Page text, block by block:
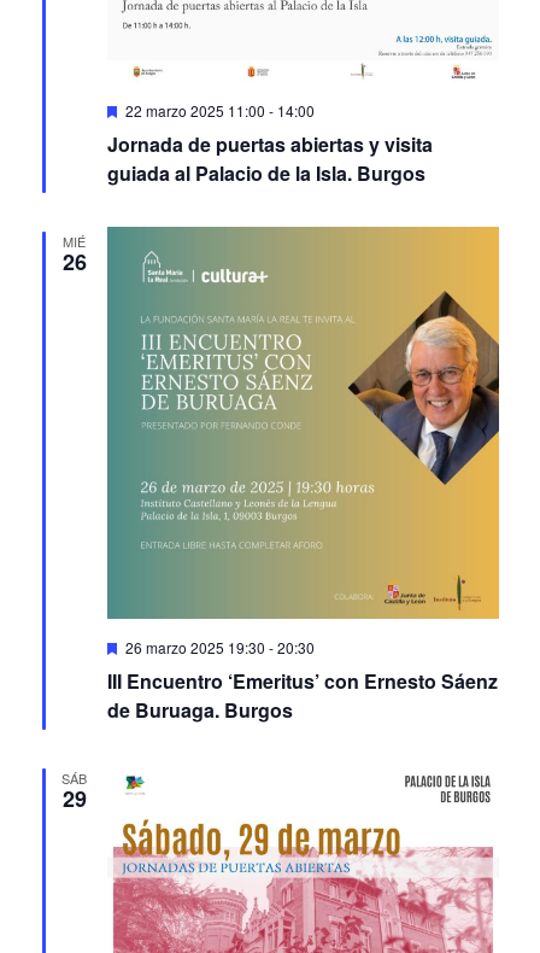
Featured
22 marzo 2025 11:00-
Jornada de puertas abiertas y visita
guiada al Palacio de la Isla. Burgos
26
III Encuentro ‘Emeritus’ con Ernesto Sáenz
de Buruaga. Burgos
29